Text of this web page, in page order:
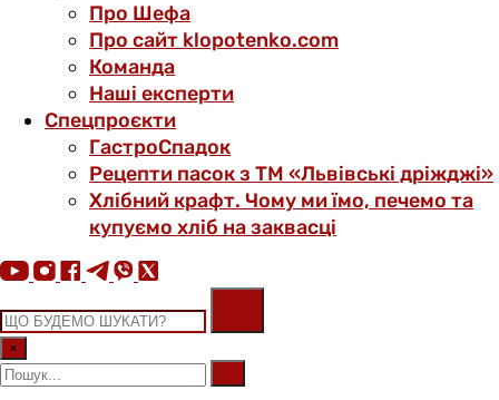
Про Шефа
Про сайт klopotenko.com
Команда
Наші експерти
Спецпроєкти
ГастроСпадок
Рецепти пасок з ТМ «Львівські дріжджі»
Хлібний крафт. Чому ми їмо, печемо та
купуємо хліб на заквасці
×